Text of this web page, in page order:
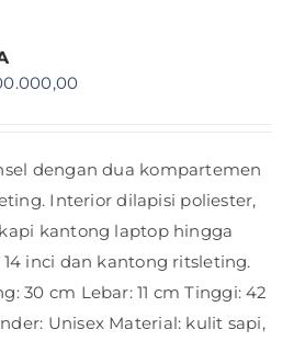
dengan dua kompartemen
Interior dilapisi poliester,
kantong laptop hingga
inci dan kantong ritsleting.
30 cm Lebar: 11 cm Tinggi: 42
Unisex Material: kulit sapi,